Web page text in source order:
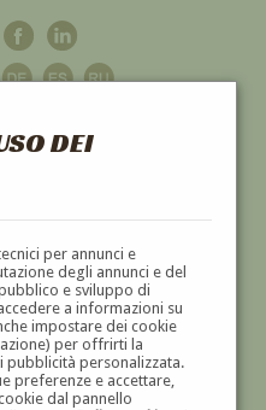
DEI
per annunci e
degli annunci e del
e sviluppo di
a informazioni su
impostare dei cookie
per offrirti la
pubblicità personalizzata.
preferenze e accettare,
dal pannello
'800 E '900